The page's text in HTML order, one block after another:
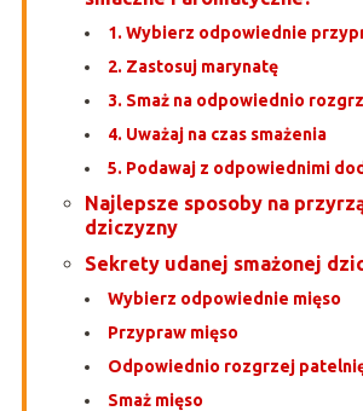
1. Wybierz odpowiednie
2. Zastosuj marynatę
3. Smaż na odpowiednio
4. Uważaj na czas smażenia
5. Podawaj z odpowiednimi
Najlepsze sposoby na
dziczyzny
Sekrety udanej smażonej
Wybierz odpowiednie mięso
Przypraw mięso
Odpowiednio rozgrzej
Smaż mięso